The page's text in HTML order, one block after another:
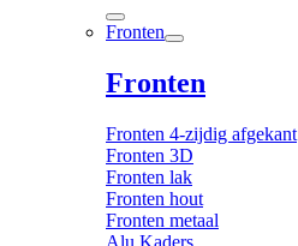
Fronten
Fronten
Fronten 4-zijdig afgekant
Fronten 3D
Fronten lak
Fronten hout
Fronten metaal
Alu Kaders